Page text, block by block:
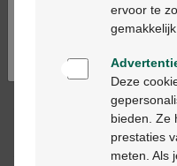
Beschrijving
Eigenschappen
ervoor te
Deze
bieden. Ze
prestaties
meten. Als